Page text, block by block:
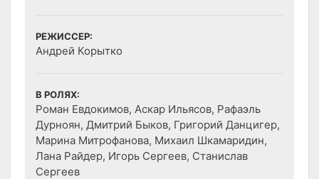
РЕЖИССЕР:
Андрей Корытко
В РОЛЯХ:
Роман Евдокимов, Аскар Ильясов, Рафаэль
Дурноян, Дмитрий Быков, Григорий Данцигер,
Марина Митрофанова, Михаил Шкамаридин,
Лана Райдер, Игорь Сергеев, Станислав
Сергеев